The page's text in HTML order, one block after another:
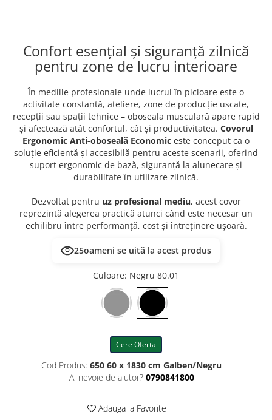
Confort esențial și siguranță zilnică
pentru zone de lucru interioare
În mediile profesionale unde lucrul în picioare este o
activitate constantă, ateliere, zone de producție uscate,
recepții sau spații tehnice – oboseala musculară apare rapid
și afectează atât confortul, cât și productivitatea. Covorul
Ergonomic Anti-oboseală Economic este conceput ca o
soluție eficientă și accesibilă pentru aceste scenarii, oferind
suport ergonomic de bază, siguranță la alunecare și
durabilitate în utilizare zilnică.
Dezvoltat pentru uz profesional mediu, acest covor
reprezintă alegerea practică atunci când este necesar un
echilibru între performanță, cost și întreținere ușoară.
25oameni se uită la acest produs
Culoare: Negru 80.01
Cere Oferta
Cod Produs: 650 60 x 1830 cm Galben/Negru
Ai nevoie de ajutor? 0790841800
Adauga la Favorite